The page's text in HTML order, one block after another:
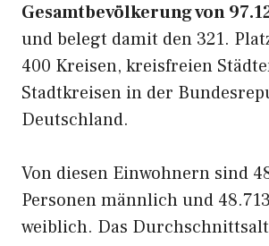
Gesamtbevölkerung von
und belegt damit den 321.
400 Kreisen, kreisfreien
Stadtkreisen in der
Deutschland.
Von diesen Einwohnern sind
Personen männlich und
weiblich. Das